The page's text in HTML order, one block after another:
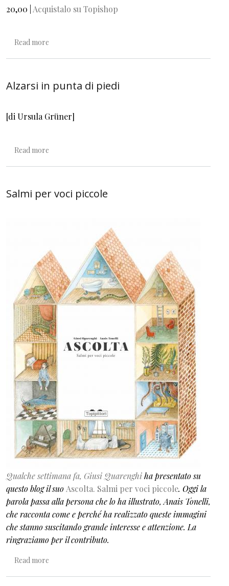
20,00 | Acquistalo su Topishop
Read more
Alzarsi in punta di piedi
[di Ursula Grüner]
Read more
Salmi per voci piccole
Qualche settimana fa, Giusi Quarenghiha presentato su
questo blog il suo Ascolta. Salmi per voci piccole. Oggi la
parola passa alla persona che lo ha illustrato, Anais Tonelli,
che racconta come e perché ha realizzato queste immagini
che stanno suscitando grande interesse e attenzione. La
ringraziamo per il contributo.
Read more